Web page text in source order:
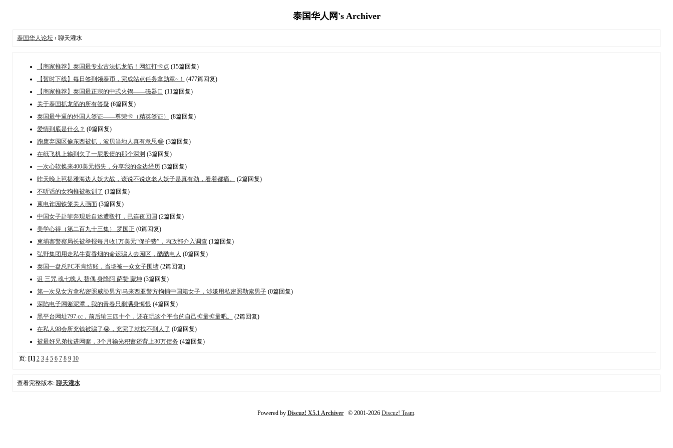
泰国华人网's Archiver
泰国华人论坛› 聊天灌水
【商家推荐】泰国最专业古法抓龙筋！网红打卡点 (15篇回复)
【暂时下线】每日签到领泰币，完成站点任务拿勋章~！ (477篇回复)
【商家推荐】泰国最正宗的中式火锅——磁器口 (11篇回复)
关于泰国抓龙筋的所有答疑 (6篇回复)
泰国最牛逼的外国人签证——尊荣卡（精英签证）
(8篇回复)
爱情到底是什么？ (0篇回复)
跑废弃园区偷东西被抓，波贝当地人真有意思😂(3篇回复)
在纸飞机上输到欠了一屁股债的那个深渊 (3篇回复)
一次心软换来400美元损失，分享我的金边经历(3篇回复)
昨天晚上芭提雅海边人妖大战，该说不说这老人妖子是真有劲，看着都痛。
(2篇回复)
不听话的女狗推被教训了 (1篇回复)
柬电诈园铁笼关人画面(3篇回复)
中国女子赴菲奔现后自述遭殴打，已连夜回国 (2篇回复)
美学心得（第二百九十三集） 罗国正 (0篇回复)
柬埔寨警察局长被举报每月收1万美元“保护费”，内政部介入调查 (1篇回复)
弘野集团用走私牛黄香烟的命运骗人去园区，酷酷电人 (0篇回复)
泰国一盘总PC不肯结账，当场被一众女子围堵(2篇回复)
诅 三咒 魂七魄人 替偶 身降阿 萨赞 蒙坤(3篇回复)
第一次见女方拿私密照威胁男方|马来西亚警方拘捕中国籍女子，涉嫌用私密照勒索男子(0篇回复)
深陷电子网赌泥潭，我的青春只剩满身悔恨 (4篇回复)
黑平台网址797.cc，前后输三四十个，还在玩这个平台的自己掂量掂量吧。
(2篇回复)
在私人98会所充钱被骗了😭，充完了就找不到人了 (0篇回复)
被最好兄弟拉进网赌，3个月输光积蓄还背上30万债务 (4篇回复)
页: [1] 2 3 4 5 6 7 8 9 10
查看完整版本: 聊天灌水
Powered by Discuz! X5.1 Archiver © 2001-2026 Discuz! Team.